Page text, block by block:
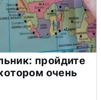
пройдите
очень